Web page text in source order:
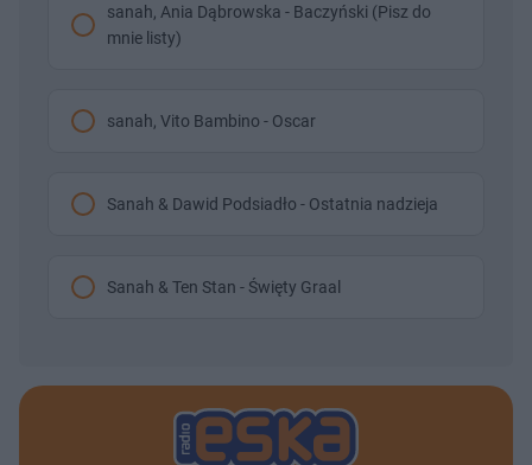
sanah, Ania Dąbrowska - Baczyński (Pisz do
mnie listy)
sanah, Vito Bambino - Oscar
Sanah & Dawid Podsiadło - Ostatnia nadzieja
Sanah & Ten Stan - Święty Graal